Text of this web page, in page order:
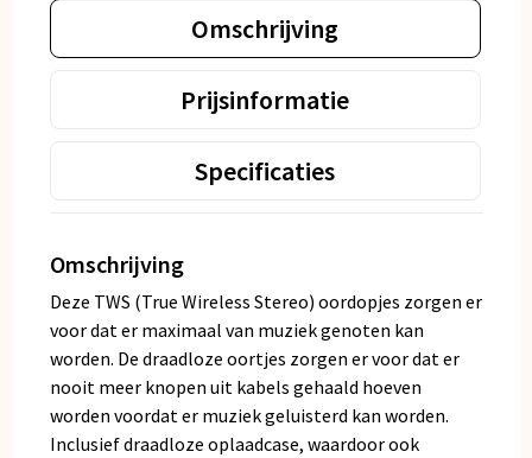
Omschrijving
Prijsinformatie
Specificaties
Omschrijving
Deze TWS (True Wireless Stereo) oordopjes zorgen er
voor dat er maximaal van muziek genoten kan
worden. De draadloze oortjes zorgen er voor dat er
nooit meer knopen uit kabels gehaald hoeven
worden voordat er muziek geluisterd kan worden.
Inclusief draadloze oplaadcase, waardoor ook